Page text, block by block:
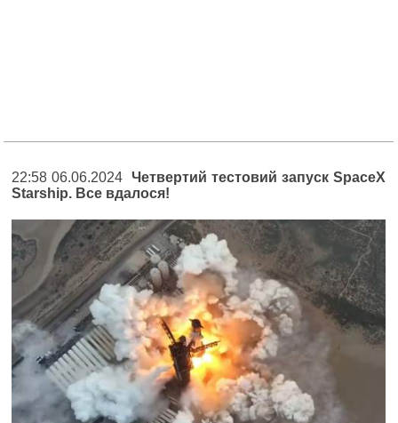
22:58 06.06.2024 Четвертий тестовий запуск SpaceX
Starship. Все вдалося!